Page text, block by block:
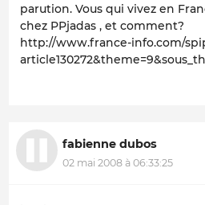
parution. Vous qui vivez en
chez PPjadas , et comment?
http://www.france-info.com/
fabienne dubos
02 mai 2008 à 06:33:25